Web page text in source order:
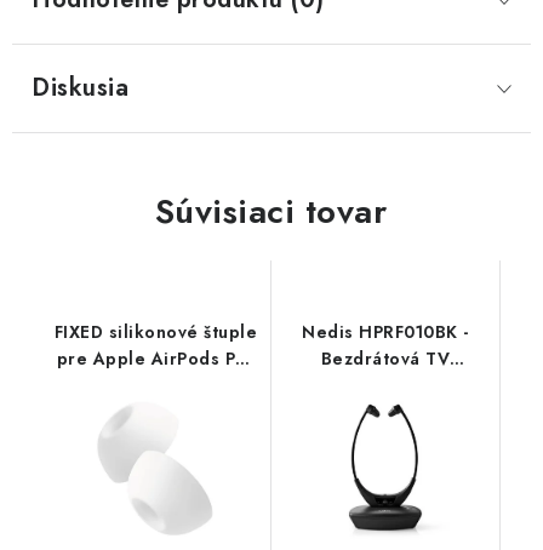
Diskusia
Súvisiaci tovar
FIXED silikonové štuple
pre Apple AirPods Pro
FIXPL2-XS Fixed
Nedis HPRF010BK -
Bezdrátová TV
Doba přehrávání na
baterie: Až 4,5 hodiny
| 35 m | Digitální zvuk |